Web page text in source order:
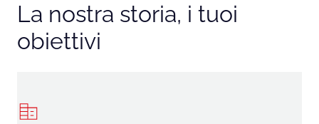
La nostra storia, i tuoi
obiettivi